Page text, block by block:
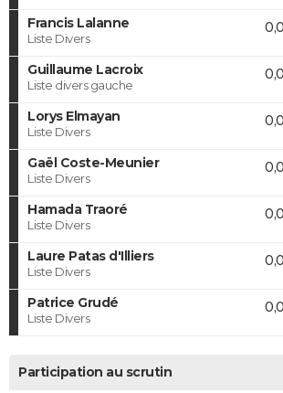
Francis Lalanne
Liste Divers
Guillaume Lacroix
Liste divers gauche
Lorys Elmayan
Liste Divers
Gaël Coste-Meunier
Liste Divers
Hamada Traoré
Liste Divers
Laure Patas d'Illiers
Liste Divers
Patrice Grudé
Liste Divers
Participation au scrutin